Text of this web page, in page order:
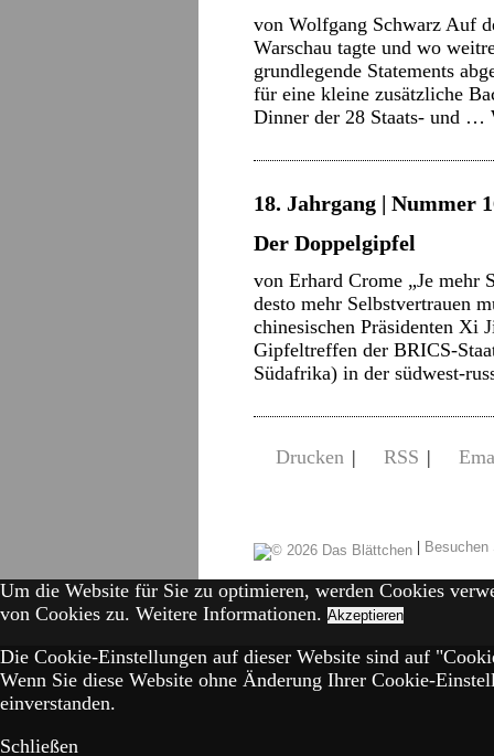
von Wolfgang Schwarz Auf
Warschau tagte und wo
grundlegende Statements
für eine kleine zusätzliche
Dinner der 28 Staats- und …
18. Jahrgang | Nummer
Der Doppelgipfel
von Erhard Crome „Je mehr
desto mehr Selbstvertrauen
chinesischen Präsidenten Xi
Gipfeltreffen der BRICS-
Südafrika) in der südwest-
Drucken | RSS |
|
Um die Website für Sie zu optimieren, werden Cookies
von Cookies zu. Weitere Informationen. Akzeptieren
Die Cookie-Einstellungen auf dieser Website sind auf
Wenn Sie diese Website ohne Änderung Ihrer Cookie-
einverstanden.
Schließen